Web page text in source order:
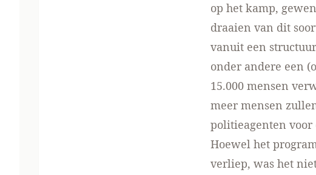
op het kamp,
draaien van dit
vanuit een
onder andere een
15.000 mensen
meer mensen
politieagenten
Hoewel het
verliep, was het